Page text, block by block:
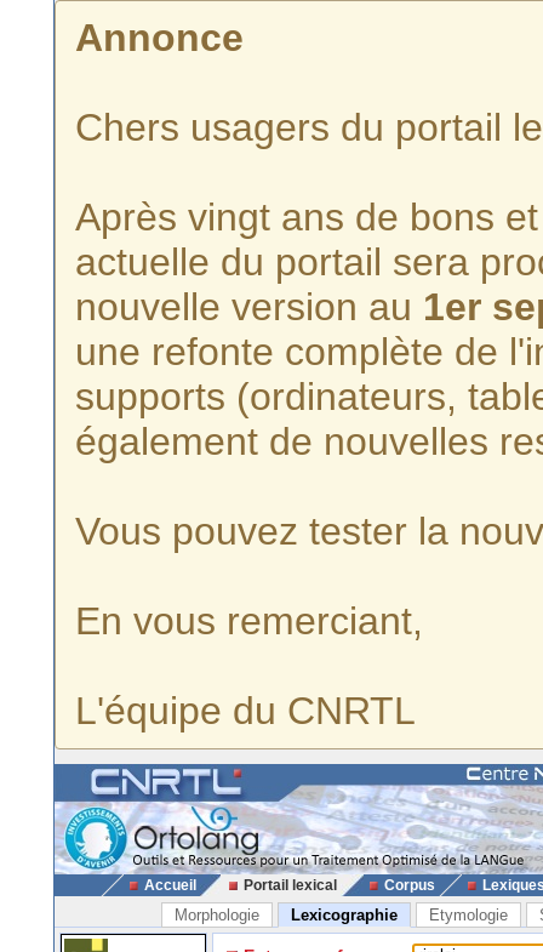
Annonce
Chers usagers du portail
Après vingt ans de bons
actuelle du portail sera
nouvelle version au 1er
une refonte complète de
supports (ordinateurs,
également de nouvelles
Vous pouvez tester la
En vous remerciant,
L'équipe du CNRTL
Accueil Portail lexical Corpus
Morphologie Lexicographie Etymologie